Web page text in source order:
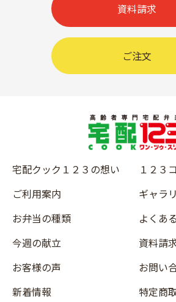
資料請求
ご注文
宅配クック１２３の想い
ご利用案内
お弁当の種類
今週の献立
お客様の声
新着情報
１２３
ギャラ
よくあ
資料請
お問い
特定商